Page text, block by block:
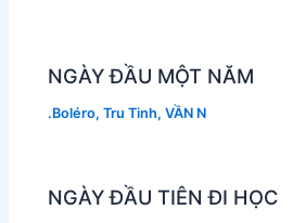
NGÀY ĐẦU MỘT NĂM
.Boléro,Tru Tinh,VẦN N
NGÀY ĐẦU TIÊN ĐI HỌC